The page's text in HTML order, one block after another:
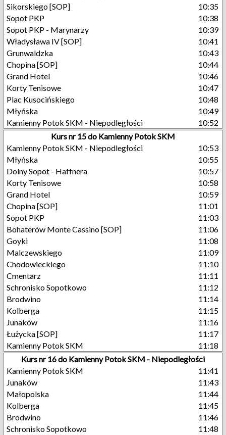
Sikorskiego [SOP]
10:35
Sopot PKP
10:38
Sopot PKP - Marynarzy
10:39
Władysława IV [SOP]
10:41
Grunwaldzka
10:43
Chopina [SOP]
10:44
Grand Hotel
10:46
Korty Tenisowe
10:47
Plac Kusocińskiego
10:48
Młyńska
10:49
Kamienny Potok SKM - Niepodległości
10:52
Kurs nr 15 do Kamienny Potok SKM
Kamienny Potok SKM - Niepodległości
10:53
Młyńska
10:55
Dolny Sopot - Haffnera
10:57
Korty Tenisowe
10:58
Grand Hotel
10:59
Chopina [SOP]
11:01
Sopot PKP
11:03
Bohaterów Monte Cassino [SOP]
11:06
Goyki
11:08
Malczewskiego
11:09
Chodowieckiego
11:10
Cmentarz
11:11
Schronisko Sopotkowo
11:12
Brodwino
11:14
Kolberga
11:15
Junaków
11:16
Łużycka [SOP]
11:17
Kamienny Potok SKM
11:18
Kurs nr 16 do Kamienny Potok SKM - Niepodległości
Kamienny Potok SKM
11:41
Junaków
11:43
Małopolska
11:44
Kolberga
11:45
Brodwino
11:46
Schronisko Sopotkowo
11:48